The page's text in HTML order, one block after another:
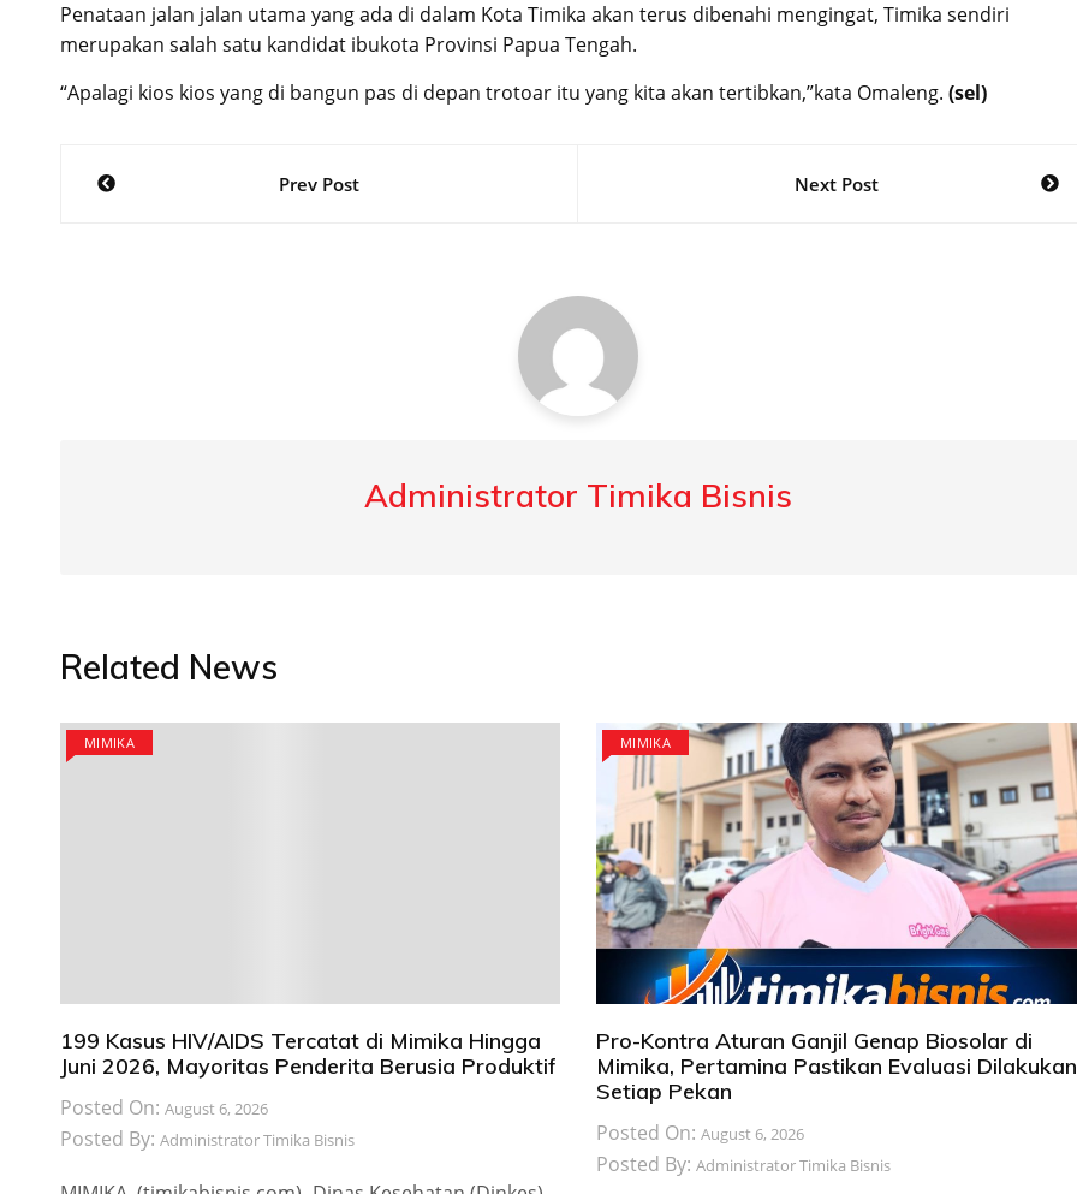
Penataan jalan jalan utama yang ada di dalam Kota Timika akan terus dibenahi mengingat, Timika sendiri
merupakan salah satu kandidat ibukota Provinsi Papua Tengah.
“Apalagi kios kios yang di bangun pas di depan trotoar itu yang kita akan tertibkan,”kata Omaleng. (sel)
Post
Prev Post Next Post
Administrator Timika Bisnis
Related News
MIMIKA
199 Kasus HIV/AIDS Tercatat di Mimika Hingga
Juni 2026, Mayoritas Penderita Berusia Produktif
Posted On: August 6, 2026
Posted By: Administrator Timika Bisnis
MIMIKA
Pro-Kontra Aturan Ganjil Genap Biosolar di
Mimika, Pertamina Pastikan Evaluasi Dilakukan
Setiap Pekan
Posted On: August 6, 2026
Posted By: Administrator Timika Bisnis